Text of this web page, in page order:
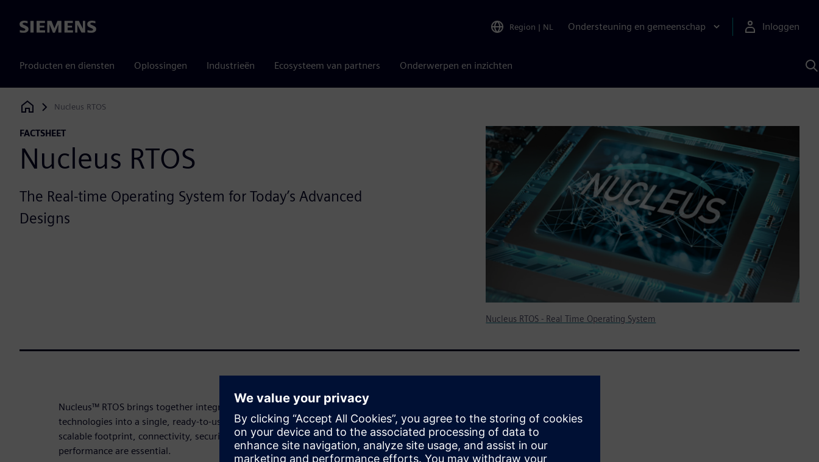
Siemens Region | NL Ondersteuning en gemeenschap Inloggen
Producten en diensten Oplossingen Industrieën Ecosysteem van partners Onderwerpen en inzichten
Siemens Digital Industries Software
Nucleus RTOS
FACTSHEET
Nucleus RTOS
The Real-time Operating System for Today’s Advanced
Designs
Nucleus RTOS - Real Time Operating System
Nucleus™ RTOS brings together integrated software IP, tools, and partner
technologies into a single, ready-to-use solution – ideal for applications where a
scalable footprint, connectivity, security, power management, and deterministic
performance are essential.